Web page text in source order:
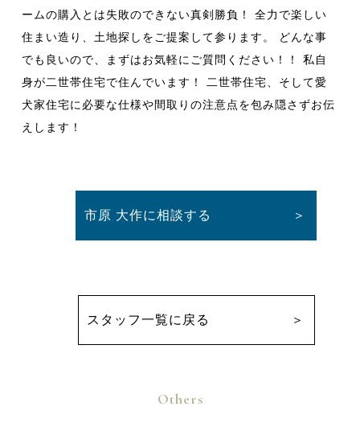
ームの購入とは失敗のできない真剣勝負！ 全力で楽しい
住まい造り、土地探しをご提案して参ります。 どんな事
でも良いので、まずはお気軽にご質問ください！！ 私自
身が二世帯住宅で住んでいます！ 二世帯住宅、そして愛
犬家住宅に必要な仕様や間取りの注意点を包み隠さずお伝
えします！
市原 大作に相談する
スタッフ一覧に戻る
Others